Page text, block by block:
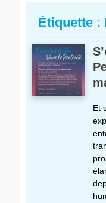
Étiquette :
Et